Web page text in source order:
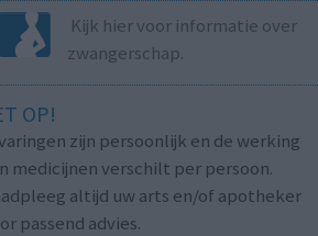
Kijk hier voor informatie over
zwangerschap.
OP!
zijn persoonlijk en de werking
medicijnen verschilt per persoon.
altijd uw arts en/of apotheker
passend advies.